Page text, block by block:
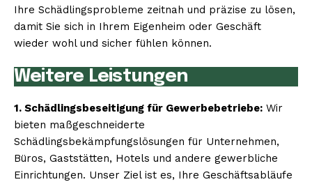
Ihre Schädlingsprobleme zeitnah und präzise zu lösen,
damit Sie sich in Ihrem Eigenheim oder Geschäft
wieder wohl und sicher fühlen können.
Weitere Leistungen
1. Schädlingsbeseitigung für Gewerbebetriebe: Wir
bieten maßgeschneiderte
Schädlingsbekämpfungslösungen für Unternehmen,
Büros, Gaststätten, Hotels und andere gewerbliche
Einrichtungen. Unser Ziel ist es, Ihre Geschäftsabläufe